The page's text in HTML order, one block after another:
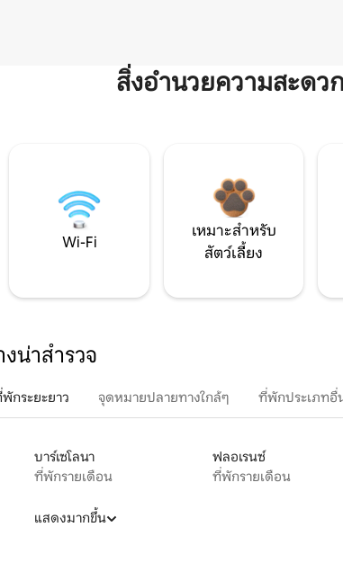
สิ่งอำนวยความสะด
Wi-Fi
เหมาะสำหรับ
สัตว์เลี้ยง
น่าสำรวจ
กระยะยาว จุดหมายปลายทางใกล้ๆ ที่พักประเภทอื่
บาร์เซโลนา
ที่พักรายเดือน
ฟลอเรนซ์
ที่พักรายเดือน
แสดงมากขึ้น